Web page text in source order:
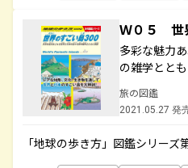
Ｗ０５ 世
多彩な魅力
の雑学とと
旅の図鑑
2021.05.27 発
「地球の歩き方」図鑑シリーズ